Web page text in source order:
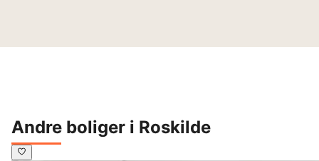
Andre boliger i Roskilde